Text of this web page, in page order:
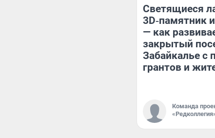
Светящиеся
3D‑памятник
— как
закрытый
Забайкалье
грантов и
Команда